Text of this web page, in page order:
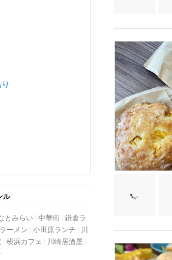
ル
とみらい 中華街 鎌倉ラ
ーメン 小田原ランチ
川
横浜カフェ
川崎居酒屋